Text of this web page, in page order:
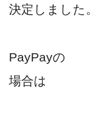
決定しました。
PayPayの
場合は